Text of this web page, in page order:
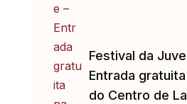
Festival da
Entrada
do Centro de